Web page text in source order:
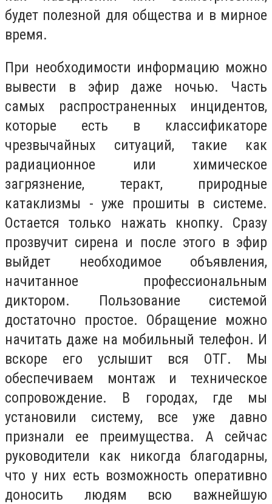
будет полезной для общества и в мирное
время.
При необходимости информацию можно
вывести в эфир даже ночью. Часть
самых распространенных инцидентов,
которые есть в классификаторе
чрезвычайных ситуаций, такие как
радиационное или химическое
загрязнение, теракт, природные
катаклизмы - уже прошиты в системе.
Остается только нажать кнопку. Сразу
прозвучит сирена и после этого в эфир
выйдет необходимое объявления,
начитанное профессиональным
диктором. Пользование системой
достаточно простое. Обращение можно
начитать даже на мобильный телефон. И
вскоре его услышит вся ОТГ. Мы
обеспечиваем монтаж и техническое
сопровождение. В городах, где мы
установили систему, все уже давно
признали ее преимущества. А сейчас
руководители как никогда благодарны,
что у них есть возможность оперативно
доносить людям всю важнейшую